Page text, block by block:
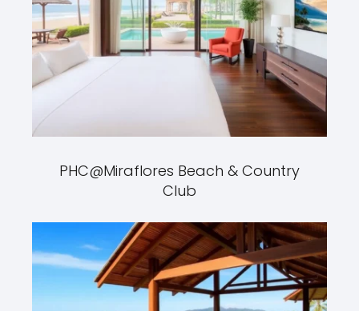
PHC@Miraflores Beach & Country
Club